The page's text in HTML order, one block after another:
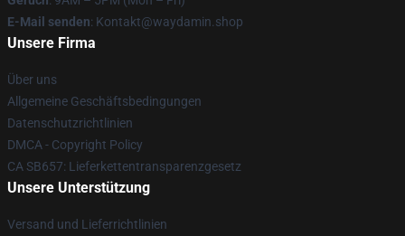
E-Mail senden: Kontakt@waydamin.shop
Unsere Firma
Über uns
Allgemeine Geschäftsbedingungen
Datenschutzrichtlinien
DMCA - Copyright Policy
CA SB657: Lieferkettentransparenzgesetz
Unsere Unterstützung
Versand und Lieferrichtlinien